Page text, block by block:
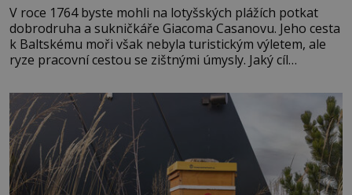
V roce 1764 byste mohli na lotyšských plážích potkat
dobrodruha a sukničkáře Giacoma Casanovu. Jeho cesta
k Baltskému moři však nebyla turistickým výletem, ale
ryze pracovní cestou se zištnými úmysly. Jaký cíl
lotyšské Rigy? Casanova v Pobaltí kontaktoval tamní
zednářské lóže. Nebyl v této oblasti žádným nováčkem,
protože do zednářské